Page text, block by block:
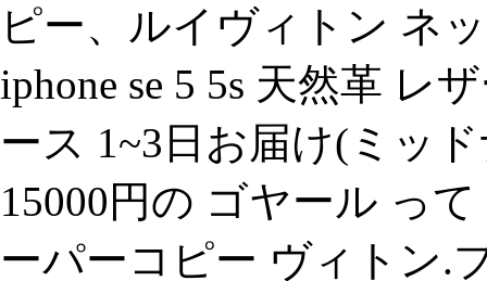
ピー、ルイヴィトン ネ
iphone se 5 5s 天然革 レ
ース 1~3日お届け(ミッ
15000円の ゴヤール っ
ーパーコピー ヴィトン.